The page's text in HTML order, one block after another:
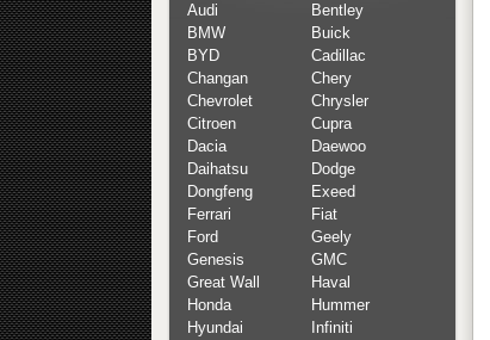
Audi
Bentley
BMW
Buick
BYD
Cadillac
Changan
Chery
Chevrolet
Chrysler
Citroen
Cupra
Dacia
Daewoo
Daihatsu
Dodge
Dongfeng
Exeed
Ferrari
Fiat
Ford
Geely
Genesis
GMC
Great Wall
Haval
Honda
Hummer
Hyundai
Infiniti